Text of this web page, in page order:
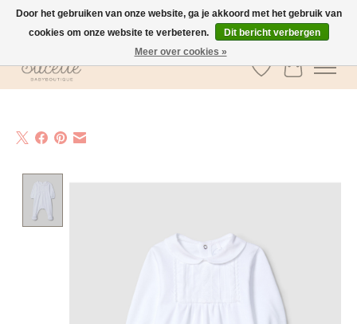
GRATIS verzending vanaf €100 in België
Verlanglijst
Product image slideshow Items
Door het gebruiken van onze website, ga je akkoord met het gebruik van
cookies om onze website te verbeteren.
Dit bericht verbergen
Meer over cookies »